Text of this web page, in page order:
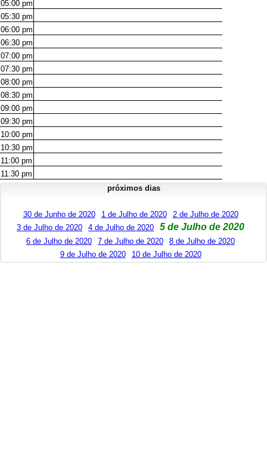
05:00 pm
05:30 pm
06:00 pm
06:30 pm
07:00 pm
07:30 pm
08:00 pm
08:30 pm
09:00 pm
09:30 pm
10:00 pm
10:30 pm
11:00 pm
11:30 pm
próximos dias
30 de Junho de 2020 1 de Julho de 2020
2 de Julho de 2020
3 de Julho de 2020
4 de Julho de 2020 5 de Julho de 2020
6 de Julho de 2020 7 de Julho de 2020
8 de Julho de 2020
9 de Julho de 2020
10 de Julho de 2020